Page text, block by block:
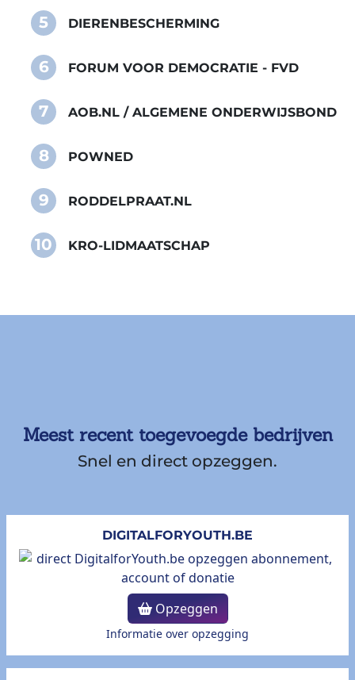
5 DIERENBESCHERMING
6 FORUM VOOR DEMOCRATIE - FVD
7 AOB.NL / ALGEMENE ONDERWIJSBOND
8 POWNED
9 RODDELPRAAT.NL
10 KRO-LIDMAATSCHAP
Meest recent toegevoegde bedrijven
Snel en direct opzeggen.
DIGITALFORYOUTH.BE
Opzeggen
Informatie over opzegging